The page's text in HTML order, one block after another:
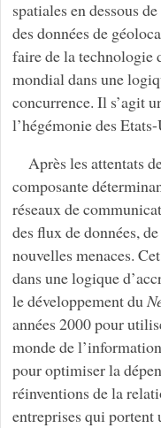
spatiales en dessous
des données de
faire de la technologie
mondial dans une
concurrence. Il s’agit
l’hégémonie des
Après les attentats
composante
réseaux de
des flux de données,
nouvelles menaces.
dans une logique
le développement du
années 2000 pour
monde de
pour optimiser la
réinventions de la
entreprises qui portent